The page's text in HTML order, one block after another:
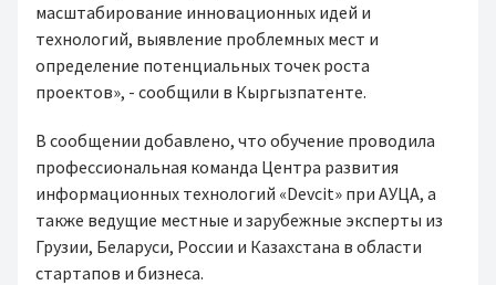
масштабирование инновационных идей и
технологий, выявление проблемных мест и
определение потенциальных точек роста
проектов», - сообщили в Кыргызпатенте.
В сообщении добавлено, что обучение проводила
профессиональная команда Центра развития
информационных технологий «Devcit» при АУЦА, а
также ведущие местные и зарубежные эксперты из
Грузии, Беларуси, России и Казахстана в области
стартапов и бизнеса.